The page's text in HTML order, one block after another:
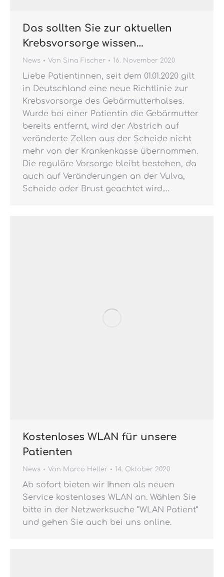
Das sollten Sie zur aktuellen
Krebsvorsorge wissen…
News Von Sina Fischer 16. November 2020
Liebe Patientinnen, seit dem 01.01.2020 gilt
in Deutschland eine neue Richtlinie zur
Krebsvorsorge des Gebärmutterhalses.
Wurde bei einer Patientin die Gebärmutter
bereits entfernt, wird der Abstrich auf
veränderte Zellen aus der Scheide nicht
mehr von der Krankenkasse übernommen.
Die reguläre Vorsorge bleibt bestehen, da
auch auf Veränderungen an der Vulva,
Scheide oder Brust geachtet wird.…
Kostenloses WLAN für unsere
Patienten
News Von Marco Heller 14. Oktober 2020
Ab sofort bieten wir Ihnen als neuen
Service kostenloses WLAN an. Wählen Sie
bitte in der Netzwerksuche “WLAN Patient”
und gehen Sie auch bei uns online.